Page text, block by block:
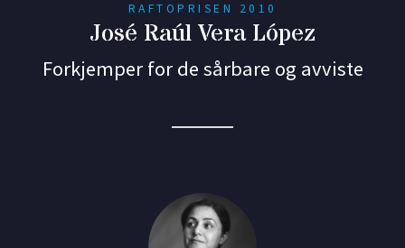
RAFTOPRISEN 2010
José Raúl Vera López
Forkjemper for de sårbare og avviste